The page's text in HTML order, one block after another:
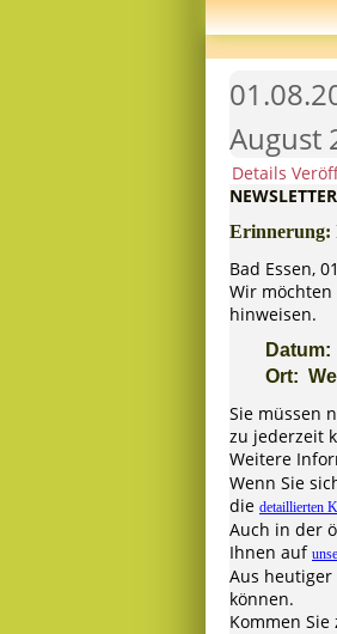
August
Details
Erinnerung:
Bad Essen,
Wir
hinweisen.
Ort:
Sie müssen
zu jederzeit
Weitere
Wenn Sie
die detaillierten
Auch in der
Ihnen auf
Aus
können.
Kommen